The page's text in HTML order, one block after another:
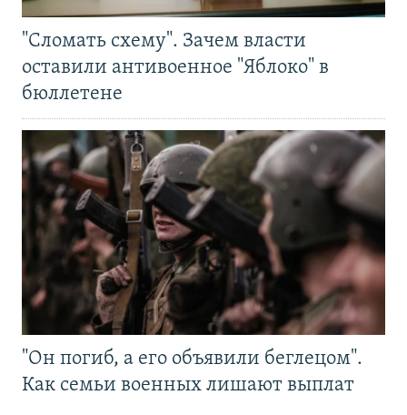
"Сломать схему". Зачем власти
оставили антивоенное "Яблоко" в
бюллетене
"Он погиб, а его объявили беглецом".
Как семьи военных лишают выплат